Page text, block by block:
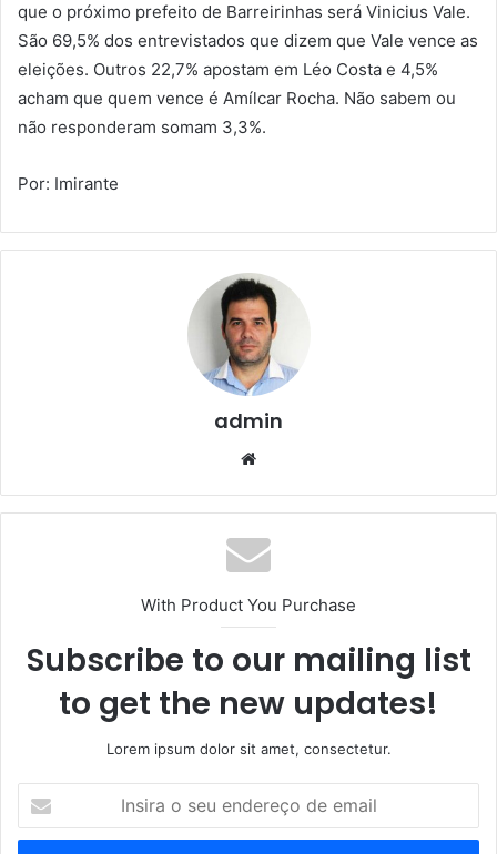
que o próximo prefeito de Barreirinhas será Vinicius Vale.
São 69,5% dos entrevistados que dizem que Vale vence as
eleições. Outros 22,7% apostam em Léo Costa e 4,5%
acham que quem vence é Amílcar Rocha. Não sabem ou
não responderam somam 3,3%.
Por: Imirante
admin
te
With Product You Purchase
Subscribe to our mailing list
to get the new updates!
Lorem ipsum dolor sit amet, consectetur.
s